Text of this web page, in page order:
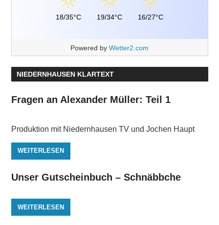
18/35°C 19/34°C 16/27°C
Powered by Wetter2.com
NIEDERNHAUSEN KLARTEXT
Fragen an Alexander Müller: Teil 1
Produktion mit Niedernhausen TV und Jochen Haupt
WEITERLESEN
Unser Gutscheinbuch – Schnäbbche
WEITERLESEN